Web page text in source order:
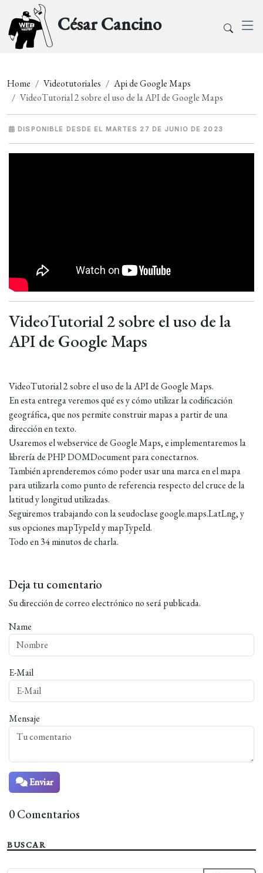
César Cancino
Home Videotutoriales
Api de Google Maps
VideoTutorial 2 sobre el uso de la API de Google Maps
DISPONIBLE DESDE EL MARTES 27 DE JUNIO DE 2023
VideoTutorial 2 sobre el uso de la
API de Google Maps
VideoTutorial 2 sobre el uso de la API de Google Maps.
En esta entrega veremos qué es y cómo utilizar la codificación
geográfica, que nos permite construir mapas a partir de una
dirección en texto.
Usaremos el webservice de Google Maps, e implementaremos la
librería de PHP DOMDocument para conectarnos.
También aprenderemos cómo poder usar una marca en el mapa
para utilizarla como punto de referencia respecto del cruce de la
latitud y longitud utilizadas.
Seguiremos trabajando con la seudoclase google.maps.LatLng, y
sus opciones mapTypeId y mapTypeId.
Todo en 34 minutos de charla.
Deja tu comentario
Su dirección de correo electrónico no será publicada.
Name
E-Mail
Mensaje
Enviar
0 Comentarios
BUSCAR